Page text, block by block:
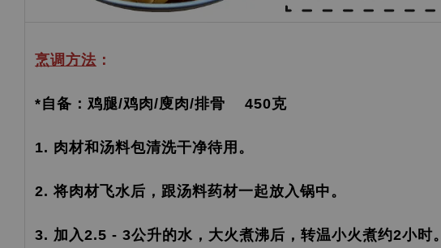
烹调方法 ：
*自备：鸡腿/鸡肉/廋肉/排骨 450克
1. 肉材和汤料包清洗干净待用。
2. 将肉材飞水后，跟汤料药材一起放入锅中。
3. 加入2.5 - 3公升的水，大火煮沸后，转温小火煮约2小时。